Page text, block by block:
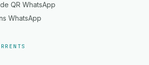
QR WhatsApp
WhatsApp